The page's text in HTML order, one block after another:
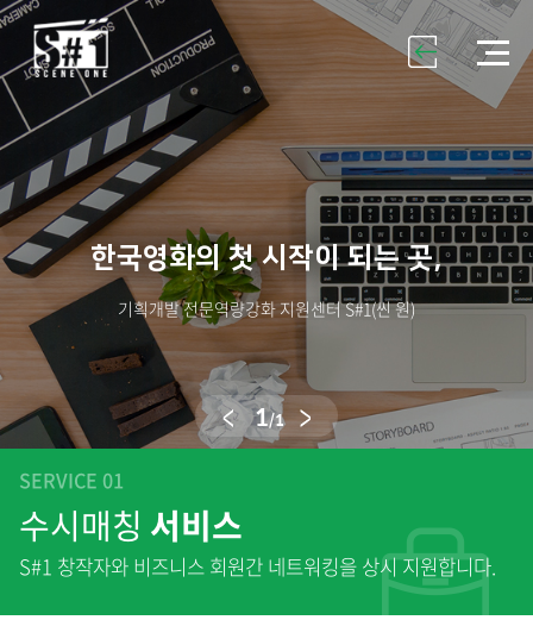
한국영화의 첫 시작이 되는 곳,
기획개발 전문역량강화 지원센터 S#1(씬 원)
1/1
SERVICE 01
수시매칭 서비스
S#1 창작자와 비즈니스 회원간 네트워킹을 상시 지원합니다.